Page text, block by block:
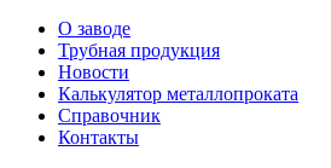
О заводе
Трубная продукция
Новости
Калькулятор металлопроката
Справочник
Контакты